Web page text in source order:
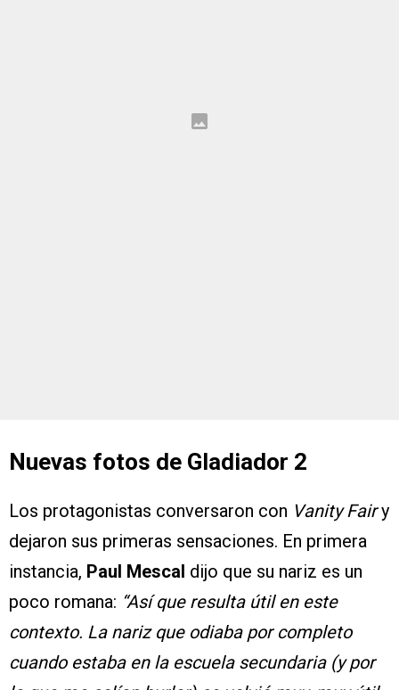
Nuevas fotos de Gladiador 2
Los protagonistas conversaron con Vanity Fairy
dejaron sus primeras sensaciones. En primera
instancia, Paul Mescal dijo que su nariz es un
poco romana: “Así que resulta útil en este
contexto. La nariz que odiaba por completo
cuando estaba en la escuela secundaria (y por